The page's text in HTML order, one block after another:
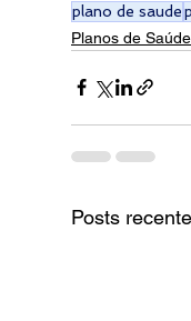
plano de saude
Planos de
Posts